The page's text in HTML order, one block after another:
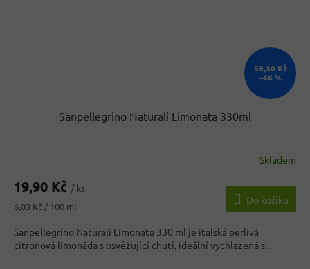
59,30 Kč
–66 %
Sanpellegrino Naturali Limonata 330ml
Skladem
19,90 Kč / ks
Měrná
6,03 Kč / 100 ml
Do košíku
Sanpellegrino Naturali Limonata 330 ml je italská perlivá
citronová limonáda s osvěžující chutí, ideální vychlazená s...